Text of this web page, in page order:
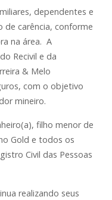
dependentes e
de carência, conforme
na área. A
Recivil e da
& Melo
com o objetivo
mineiro.
filho menor de
Gold e todos os
Civil das Pessoas
realizando seus